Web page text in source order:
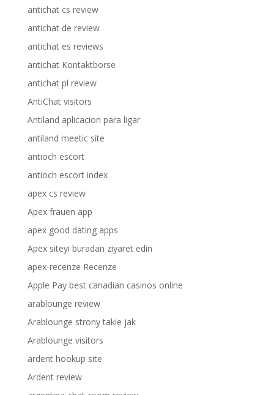
antichat cs review
antichat de review
antichat es reviews
antichat Kontaktborse
antichat pl review
AntiChat visitors
Antiland aplicacion para ligar
antiland meetic site
antioch escort
antioch escort index
apex cs review
Apex frauen app
apex good dating apps
Apex siteyi buradan ziyaret edin
apex-recenze Recenze
Apple Pay best canadian casinos online
arablounge review
Arablounge strony takie jak
Arablounge visitors
ardent hookup site
Ardent review